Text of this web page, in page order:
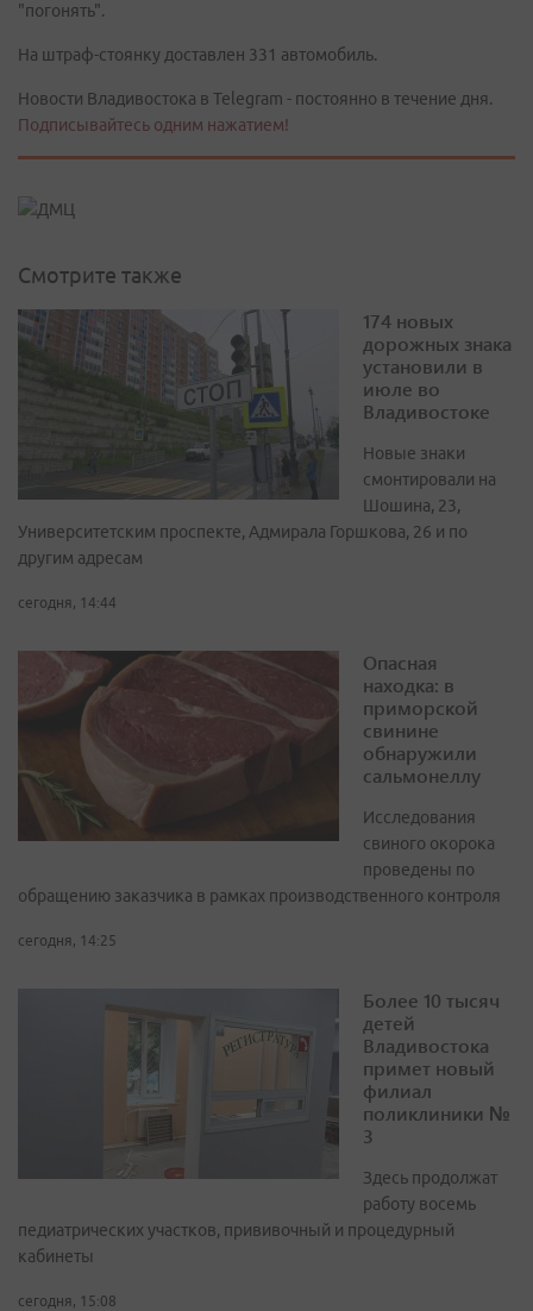
"погонять".
На штраф-стоянку доставлен 331 автомобиль.
Новости Владивостока в Telegram - постоянно в течение дня.
Подписывайтесь одним нажатием!
Смотрите также
174 новых
дорожных знака
установили в
июле во
Владивостоке
Новые знаки
смонтировали на
Шошина, 23,
Университетским проспекте, Адмирала Горшкова, 26 и по
другим адресам
сегодня, 14:44
Опасная
находка: в
приморской
свинине
обнаружили
сальмонеллу
Исследования
свиного окорока
проведены по
обращению заказчика в рамках производственного контроля
сегодня, 14:25
Более 10 тысяч
детей
Владивостока
примет новый
филиал
поликлиники №
3
Здесь продолжат
работу восемь
педиатрических участков, прививочный и процедурный
кабинеты
сегодня, 15:08